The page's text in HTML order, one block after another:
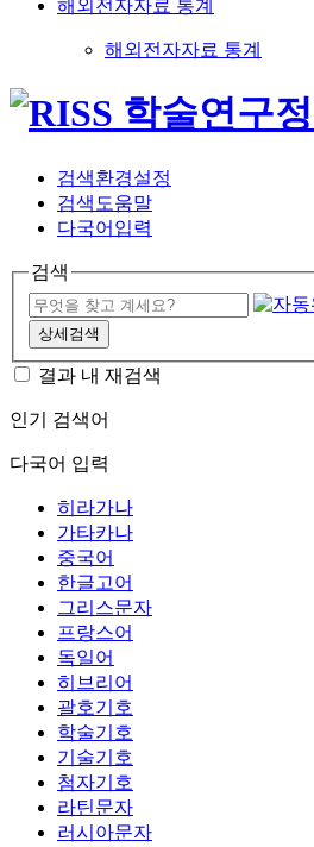
해외전자자료 통계
해외전자자료 통계
검색환경설정
검색도움말
다국어입력
검색
상세검색
결과 내 재검색
인기 검색어
다국어 입력
히라가나
가타카나
중국어
한글고어
그리스문자
프랑스어
독일어
히브리어
괄호기호
학술기호
기술기호
첨자기호
라틴문자
러시아문자